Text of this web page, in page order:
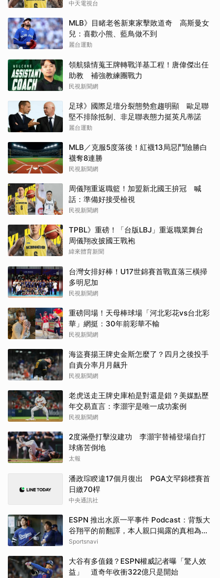
中天電視台
MLB》目睹老爸新東家擊敗道奇 高斯曼女
兒：喜歡小熊、藍鳥做不到
麗台運動
領航猿情蒐王牌轉戰洋基工程！唐偉傑出任
助教 補強教練團戰力
民視新聞網
足球》國際足壇分裂態勢愈趨明顯 歐足聯
堅不排除抵制、非足聯表態力挺英凡蒂諾
麗台運動
MLB／克服5度落後！紅襪13局惡鬥險勝白
襪奪8連勝
民視新聞網
周儀翔重返職籃！加盟新北國王拚冠 喊
話：準備好接受檢視
民視新聞網
TPBL》重磅！「台版LBJ」重返職業舞台
周儀翔改披國王戰袍
緯來體育新聞
台灣女排好棒！U17世錦賽首戰直落三橫掃
多明尼加
民視新聞網
重磅同場！天母棒球場「河北彩花vs台北彩
華」網挺：30年前彩華不輸
民視新聞網
海盜賽揚王牌史金斯怎麼了？四月之後投手
自責分率月月飆升
民視新聞網
老虎送走王牌史庫柏是對還是錯？美媒點歷
年交易直言：李灝宇是唯一成功案例
民視新聞網
2度滿壘打擊沒建功 李灝宇替補登場自打
球痛苦倒地
太報
潘政琮睽違17個月復出 PGA文罕錦標賽首
日繳70桿
中央通訊社
ESPN 推出水原一平事件 Podcast：背叛大
谷翔平的前翻譯，本人親口揭露的真相為
何？
Sportsnavi
大谷有多值錢？ESPN權威記者曝「驚人效
益」 道奇年收衝322億只是開始